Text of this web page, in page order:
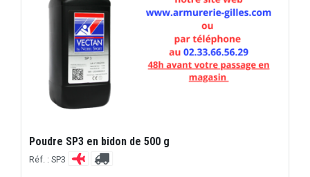
Poudre SP3 en bidon de 500 g
Réf. : SP3